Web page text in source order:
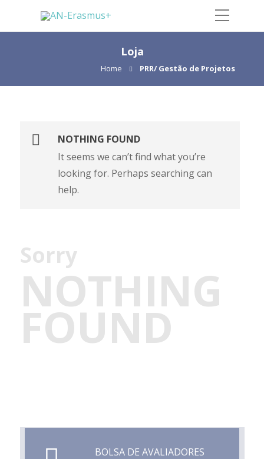
Loja
Home PRR/ Gestão de Projetos
NOTHING FOUND
It seems we can’t find what you’re
looking for. Perhaps searching can
help.
Sorry
NOTHING
FOUND
BOLSA DE AVALIADORES